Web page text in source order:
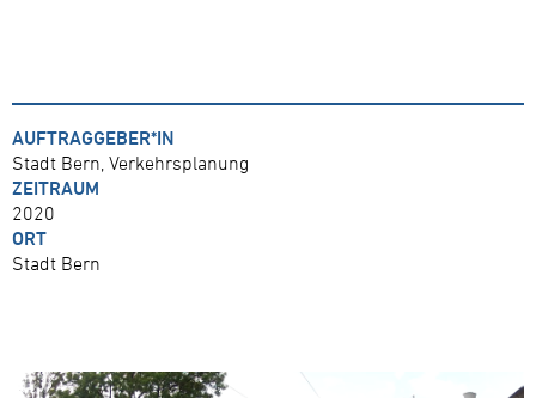
AUFTRAGGEBER*IN
Stadt Bern, Verkehrsplanung
ZEITRAUM
2020
ORT
Stadt Bern